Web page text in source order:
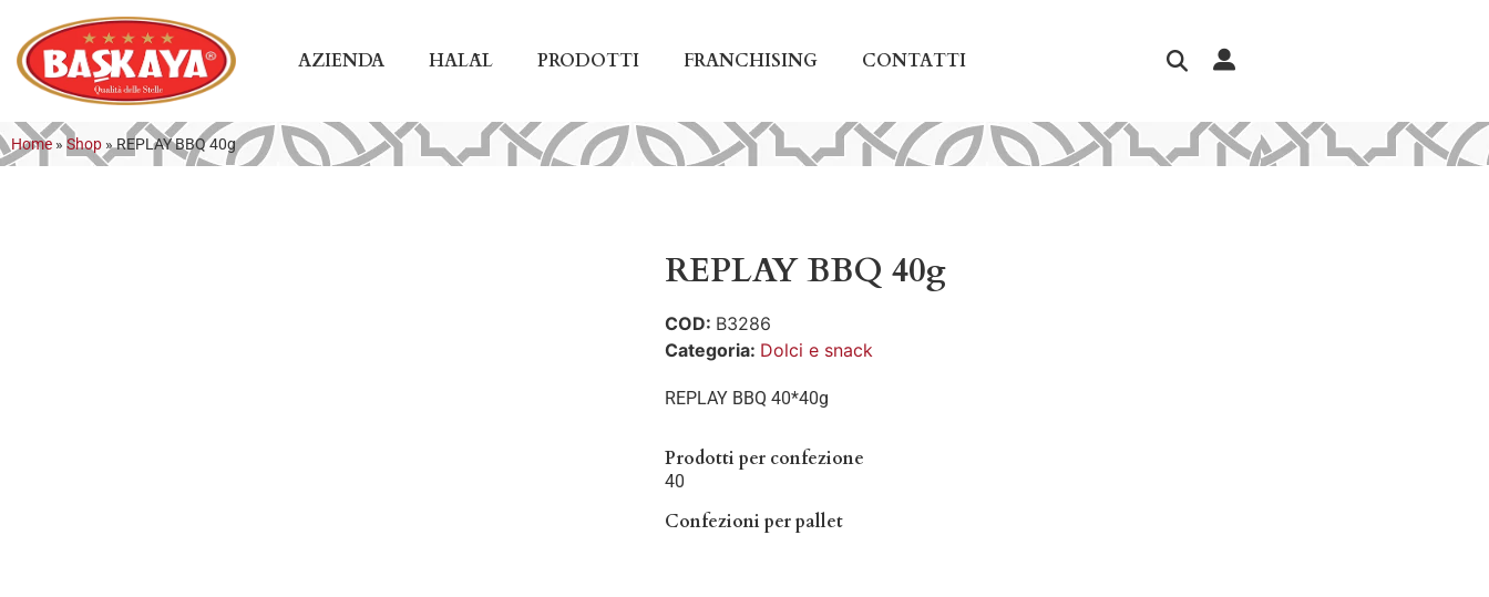
AZIENDA HALĀL PRODOTTI FRANCHISING CONTATTI
Home » Shop »REPLAY BBQ 40g
REPLAY BBQ 40g
COD: B3286
Categoria: Dolci e snack
REPLAY BBQ 40*40g
Prodotti per confezione
40
Confezioni per pallet